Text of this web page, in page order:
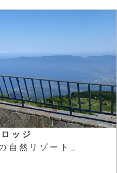
ッジ
自然リゾート」